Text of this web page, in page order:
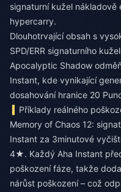
signaturní kužel
hypercarry.
Dlouhotrvající obsah s
SPD/ERR signaturního
Apocalyptic Shadow
Instant, kde vynikající
dosahování hranice 20
Příklady reálného
Memory of Chaos 12:
Instant za 3minutové
4★. Každý Aha Instant
poškození fáze, takže
nárůst poškození – což